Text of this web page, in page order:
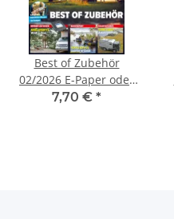
Best of Zubehör
02/2026 E-Paper oder
Print-Ausgabe
7,70 € *